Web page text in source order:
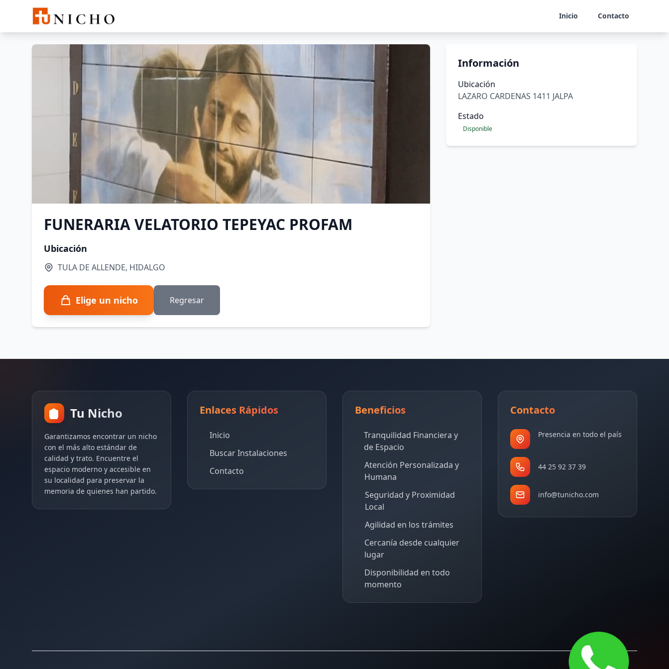
Inicio Contacto
Buscar
FUNERARIA VELATORIO TEPEYAC PROFAM
Ubicación
TULA DE ALLENDE, HIDALGO
Elige un nicho Regresar
Información
Ubicación
LAZARO CARDENAS 1411 JALPA
Estado
Disponible
Tu Nicho
Garantizamos encontrar un nicho
con el más alto estándar de
calidad y trato. Encuentre el
espacio moderno y accesible en
su localidad para preservar la
memoria de quienes han partido.
Enlaces Rápidos
Inicio
Buscar Instalaciones
Contacto
Beneficios
Tranquilidad Financiera y
de Espacio
Atención Personalizada y
Humana
Seguridad y Proximidad
Local
Agilidad en los trámites
Cercanía desde cualquier
lugar
Disponibilidad en todo
momento
Contacto
Presencia en todo el país
44 25 92 37 39
info@tunicho.com